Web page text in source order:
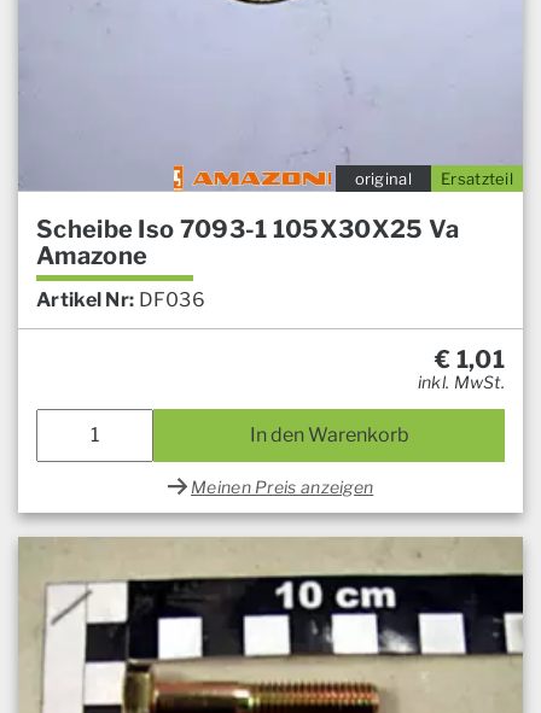
Ersatzteil
original
Scheibe Iso 7093-1 105X30X25 Va
Amazone
Artikel Nr: DF036
€ 1,01
inkl. MwSt.
In den Warenkorb
Meinen Preis anzeigen